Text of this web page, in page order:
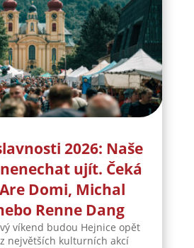
2026: Naše
ujít. Čeká
Domi, Michal
Renne Dang
víkend budou Hejnice opět
největších kulturních akcí